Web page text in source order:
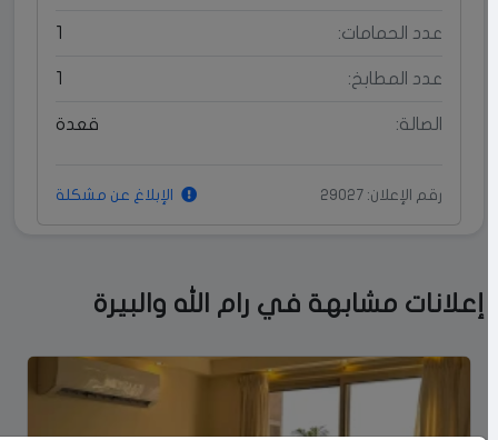
عدد الحمامات:
عدد المطابخ:
الصالة: قعدة
رقم الإعلان: 29027 الإبلاغ عن مشكلة
إعلانات مشابهة في رام الله والبيرة